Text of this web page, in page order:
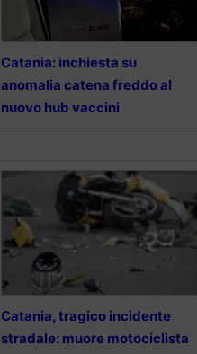
Catania: inchiesta su
anomalia catena freddo al
nuovo hub vaccini
Catania, tragico incidente
stradale: muore motociclista